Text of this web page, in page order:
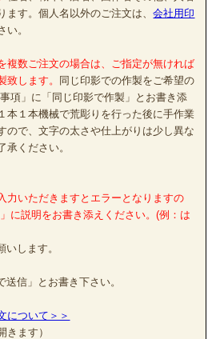
ます。個人名以外のご注文は、会社用印
い。
複数ご注文の場合は、ご指定が無ければ
致します。 同じ印影での作製をご希望の
項」に「同じ印影で作製」とお書き添
本１本機械で荒彫りを行った後に手作業
ので、文字の太さや仕上がりは少し異な
承ください。
力いただきますとエラーとなりますの
に説明をお書き添えください。(例：は
します。
信」とお書き下さい。
について＞＞
きます）